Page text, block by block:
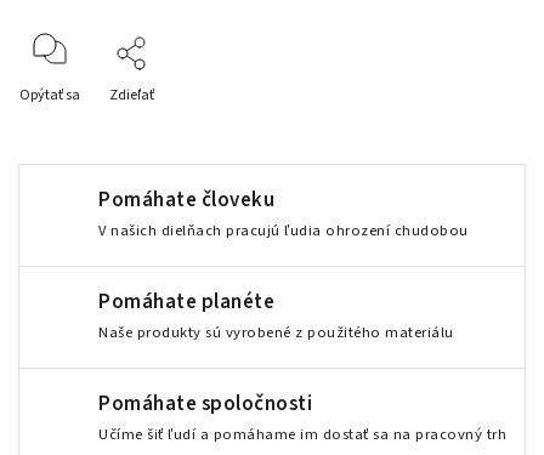
Opýtať sa Zdieľať
Pomáhate človeku
V našich dielňach pracujú ľudia ohrození chudobou
Pomáhate planéte
Naše produkty sú vyrobené z použitého materiálu
Pomáhate spoločnosti
Učíme šiť ľudí a pomáhame im dostať sa na pracovný trh